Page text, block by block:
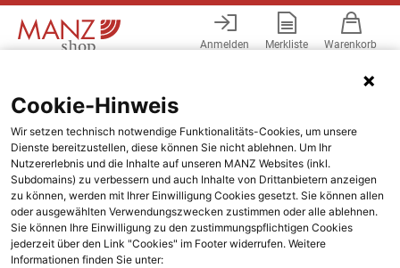
Anmelden Merkliste Warenkorb
Cookie-Hinweis
Wir setzen technisch notwendige Funktionalitäts-Cookies, um unsere
Dienste bereitzustellen, diese können Sie nicht ablehnen. Um Ihr
Nutzererlebnis und die Inhalte auf unseren MANZ Websites (inkl.
Subdomains) zu verbessern und auch Inhalte von Drittanbietern anzeigen
zu können, werden mit Ihrer Einwilligung Cookies gesetzt. Sie können allen
oder ausgewählten Verwendungszwecken zustimmen oder alle ablehnen.
Sie können Ihre Einwilligung zu den zustimmungspflichtigen Cookies
jederzeit über den Link "Cookies" im Footer widerrufen. Weitere
Informationen finden Sie unter: